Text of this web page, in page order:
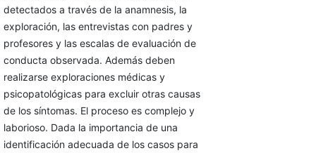
detectados a través de la anamnesis, la
exploración, las entrevistas con padres y
profesores y las escalas de evaluación de
conducta observada. Además deben
realizarse exploraciones médicas y
psicopatológicas para excluir otras causas
de los síntomas. El proceso es complejo y
laborioso. Dada la importancia de una
identificación adecuada de los casos para